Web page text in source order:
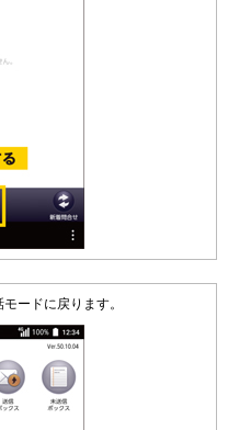
ードに戻ります。